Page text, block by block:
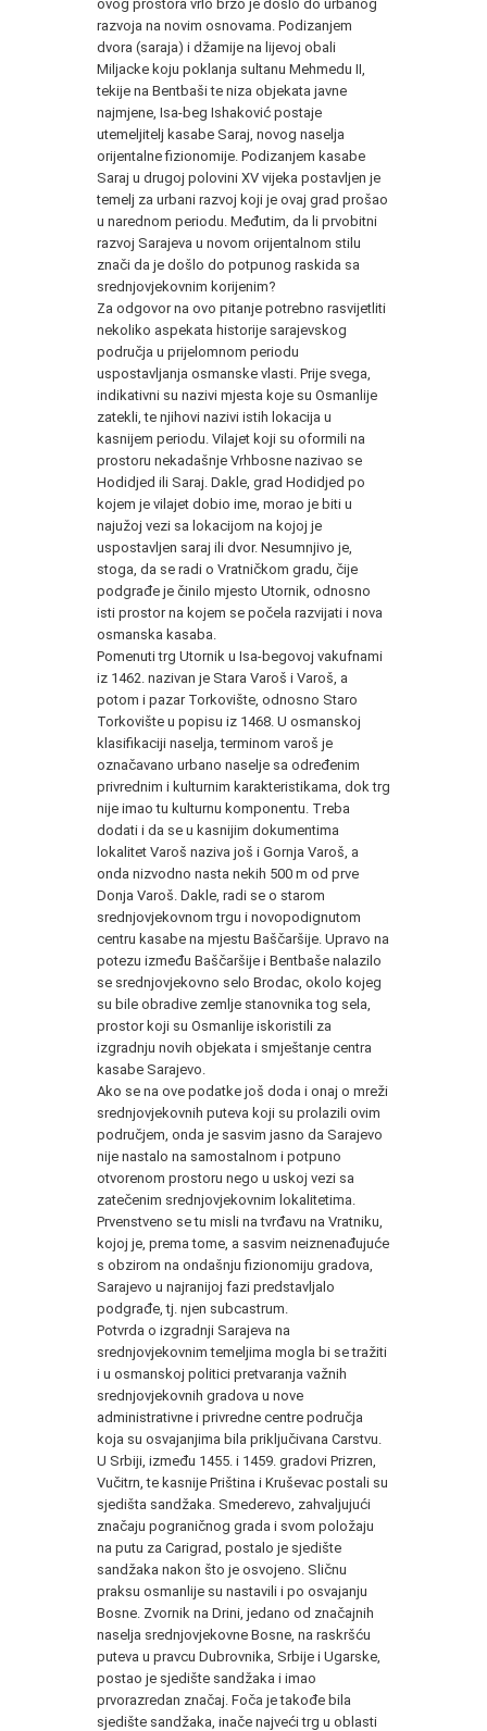
ovog prostora vrlo brzo je došlo do urbanog
razvoja na novim osnovama. Podizanjem
dvora (saraja) i džamije na lijevoj obali
Miljacke koju poklanja sultanu Mehmedu II,
tekije na Bentbaši te niza objekata javne
najmjene, Isa-beg Ishaković postaje
utemeljitelj kasabe Saraj, novog naselja
orijentalne fizionomije. Podizanjem kasabe
Saraj u drugoj polovini XV vijeka postavljen je
temelj za urbani razvoj koji je ovaj grad prošao
u narednom periodu. Međutim, da li prvobitni
razvoj Sarajeva u novom orijentalnom stilu
znači da je došlo do potpunog raskida sa
srednjovjekovnim korijenim?
Za odgovor na ovo pitanje potrebno rasvijetliti
nekoliko aspekata historije sarajevskog
područja u prijelomnom periodu
uspostavljanja osmanske vlasti. Prije svega,
indikativni su nazivi mjesta koje su Osmanlije
zatekli, te njihovi nazivi istih lokacija u
kasnijem periodu. Vilajet koji su oformili na
prostoru nekadašnje Vrhbosne nazivao se
Hodidjed ili Saraj. Dakle, grad Hodidjed po
kojem je vilajet dobio ime, morao je biti u
najužoj vezi sa lokacijom na kojoj je
uspostavljen saraj ili dvor. Nesumnjivo je,
stoga, da se radi o Vratničkom gradu, čije
podgrađe je činilo mjesto Utornik, odnosno
isti prostor na kojem se počela razvijati i nova
osmanska kasaba.
Pomenuti trg Utornik u Isa-begovoj vakufnami
iz 1462. nazivan je Stara Varoš i Varoš, a
potom i pazar Torkovište, odnosno Staro
Torkovište u popisu iz 1468. U osmanskoj
klasifikaciji naselja, terminom varoš je
označavano urbano naselje sa određenim
privrednim i kulturnim karakteristikama, dok trg
nije imao tu kulturnu komponentu. Treba
dodati i da se u kasnijim dokumentima
lokalitet Varoš naziva još i Gornja Varoš, a
onda nizvodno nasta nekih 500 m od prve
Donja Varoš. Dakle, radi se o starom
srednjovjekovnom trgu i novopodignutom
centru kasabe na mjestu Baščaršije. Upravo na
potezu između Baščaršije i Bentbaše nalazilo
se srednjovjekovno selo Brodac, okolo kojeg
su bile obradive zemlje stanovnika tog sela,
prostor koji su Osmanlije iskoristili za
izgradnju novih objekata i smještanje centra
kasabe Sarajevo.
Ako se na ove podatke još doda i onaj o mreži
srednjovjekovnih puteva koji su prolazili ovim
područjem, onda je sasvim jasno da Sarajevo
nije nastalo na samostalnom i potpuno
otvorenom prostoru nego u uskoj vezi sa
zatečenim srednjovjekovnim lokalitetima.
Prvenstveno se tu misli na tvrđavu na Vratniku,
kojoj je, prema tome, a sasvim neiznenađujuće
s obzirom na ondašnju fizionomiju gradova,
Sarajevo u najranijoj fazi predstavljalo
podgrađe, tj. njen subcastrum.
Potvrda o izgradnji Sarajeva na
srednjovjekovnim temeljima mogla bi se tražiti
i u osmanskoj politici pretvaranja važnih
srednjovjekovnih gradova u nove
administrativne i privredne centre područja
koja su osvajanjima bila priključivana Carstvu.
U Srbiji, između 1455. i 1459. gradovi Prizren,
Vučitrn, te kasnije Priština i Kruševac postali su
sjedišta sandžaka. Smederevo, zahvaljujući
značaju pograničnog grada i svom položaju
na putu za Carigrad, postalo je sjedište
sandžaka nakon što je osvojeno. Sličnu
praksu osmanlije su nastavili i po osvajanju
Bosne. Zvornik na Drini, jedano od značajnih
naselja srednjovjekovne Bosne, na raskršću
puteva u pravcu Dubrovnika, Srbije i Ugarske,
postao je sjedište sandžaka i imao
prvorazredan značaj. Foča je takođe bila
sjedište sandžaka, inače najveći trg u oblasti